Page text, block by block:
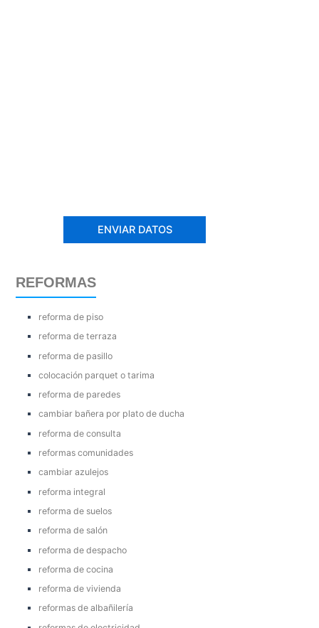
REFORMAS
reforma de piso
reforma de terraza
reforma de pasillo
colocación parquet o tarima
reforma de paredes
cambiar bañera por plato de ducha
reforma de consulta
reformas comunidades
cambiar azulejos
reforma integral
reforma de suelos
reforma de salón
reforma de despacho
reforma de cocina
reforma de vivienda
reformas de albañilería